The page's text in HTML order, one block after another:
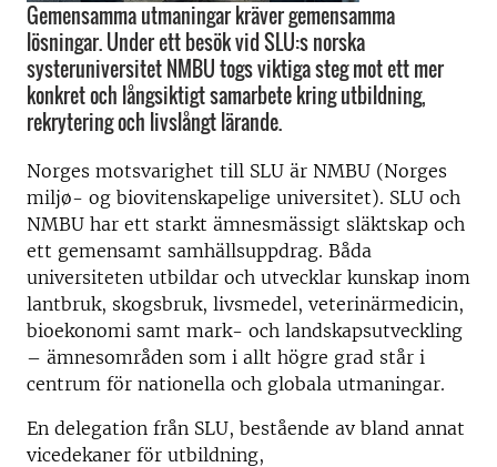
Gemensamma utmaningar kräver gemensamma
lösningar. Under ett besök vid SLU:s norska
systeruniversitet NMBU togs viktiga steg mot ett mer
konkret och långsiktigt samarbete kring utbildning,
rekrytering och livslångt lärande.
Norges motsvarighet till SLU är NMBU (Norges
miljø- og biovitenskapelige universitet). SLU och
NMBU har ett starkt ämnesmässigt släktskap och
ett gemensamt samhällsuppdrag. Båda
universiteten utbildar och utvecklar kunskap inom
lantbruk, skogsbruk, livsmedel, veterinärmedicin,
bioekonomi samt mark- och landskapsutveckling
– ämnesområden som i allt högre grad står i
centrum för nationella och globala utmaningar.
En delegation från SLU, bestående av bland annat
vicedekaner för utbildning,